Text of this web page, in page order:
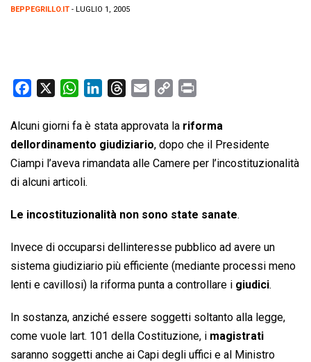
BEPPEGRILLO.IT - LUGLIO 1, 2005
c
e
b
o
k
W
a
t
s
A
p
n
k
e
n
r
e
a
a
i
p
y
L
k
i
n
t
Alcuni giorni fa è stata approvata la riforma
dellordinamento giudiziario, dopo che il Presidente
Ciampi l’aveva rimandata alle Camere per l’incostituzionalità
di alcuni articoli.
Le incostituzionalità non sono state sanate.
Invece di occuparsi dellinteresse pubblico ad avere un
sistema giudiziario più efficiente (mediante processi meno
lenti e cavillosi) la riforma punta a controllare i giudici.
In sostanza, anziché essere soggetti soltanto alla legge,
come vuole lart. 101 della Costituzione, i magistrati
saranno soggetti anche ai Capi degli uffici e al Ministro